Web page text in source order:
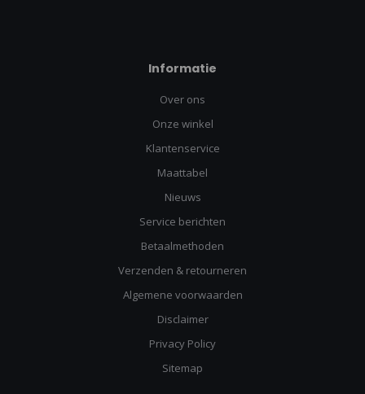
Informatie
Over ons
Onze winkel
Klantenservice
Maattabel
Nieuws
Service berichten
Betaalmethoden
Verzenden & retourneren
Algemene voorwaarden
Disclaimer
Privacy Policy
Sitemap